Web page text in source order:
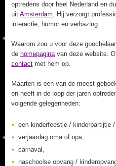
optredens door heel Nederland en
uit Amsterdam. Hij verzorgt
interactie, humor en verbazing.
Waarom zou u voor deze
de homepaginavan deze website.
contact met hem op.
Maarten is een van de meest
en heeft in de loop der jaren
volgende gelegenheden:
een kinderfeestje / kinderpartijtje
verjaardag oma of opa,
carnaval,
naschoolse opvang /